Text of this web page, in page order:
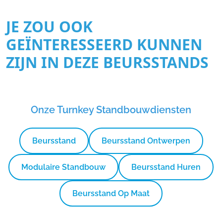
JE ZOU OOK
GEÏNTERESSEERD KUNNEN
ZIJN IN DEZE BEURSSTANDS
Onze Turnkey Standbouwdiensten
Beursstand Beursstand Ontwerpen
Modulaire Standbouw Beursstand Huren
Beursstand Op Maat